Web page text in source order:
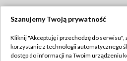
TVP
Szanujemy Twoją prywatność
Kliknij "Akceptuję i przechodzę do serwisu",
korzystanie z technologii automatycznego
dostęp do informacji na Twoim urządzeniu